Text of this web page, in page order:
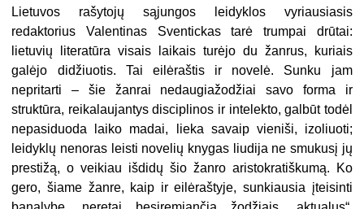
Lietuvos rašytojų sąjungos leidyklos vyriausiasis
redaktorius Valentinas Sventickas tarė trumpai drūtai:
lietuvių literatūra visais laikais turėjo du žanrus, kuriais
galėjo didžiuotis. Tai eilėraštis ir novelė. Sunku jam
nepritarti – šie žanrai nedaugiažodžiai savo forma ir
struktūra, reikalaujantys disciplinos ir intelekto, galbūt todėl
nepasiduoda laiko madai, lieka savaip vieniši, izoliuoti;
leidyklų nenoras leisti novelių knygas liudija ne smukusį jų
prestižą, o veikiau išdidų šio žanro aristokratiškumą. Ko
gero, šiame žanre, kaip ir eilėraštyje, sunkiausia įteisinti